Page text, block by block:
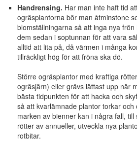
Handrensing. Har man inte haft tid
ogräsplantorna bör man åtminstone
blomställningarna så att inga nya
dem sedan i soptunnan för att vara
alltid att lita på, då värmen i många
tillräckligt hög för att fröna ska dö.
Större ogräsplantor med kraftiga
ogräsjärn) eller grävs lättast upp när
bästa tidpunkten för att hacka och
så att kvarlämnade plantor torkar och
marken av bienner kan i några fall, till
rötter av annueller, utveckla nya
rotbitar.